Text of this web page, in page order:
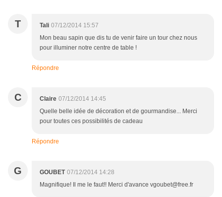
T Tali 07/12/2014 15:57
Mon beau sapin que dis tu de venir faire un tour chez nous
pour illuminer notre centre de table !
Répondre
C Claire 07/12/2014 14:45
Quelle belle idée de décoration et de gourmandise... Merci
pour toutes ces possibilités de cadeau
Répondre
G GOUBET 07/12/2014 14:28
Magnifique! Il me le faut!! Merci d'avance vgoubet@free.fr